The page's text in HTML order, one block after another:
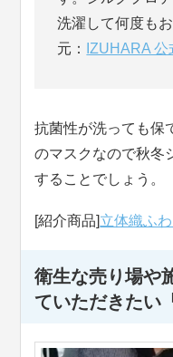
洗濯して何度も
元：
IZUHARA 公
抗菌性が洗っても保
のマスクなので秋冬
することでしょう。
[紹介商品]立体織ふ
衛生な売り場や
ていただきたい